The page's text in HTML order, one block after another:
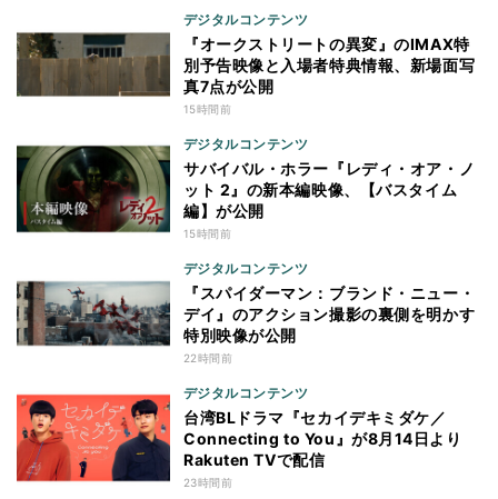
デジタルコンテンツ
『オークストリートの異変』のIMAX特
別予告映像と入場者特典情報、新場面写
真7点が公開
15時間前
デジタルコンテンツ
サバイバル・ホラー『レディ・オア・ノ
ット 2』の新本編映像、【バスタイム
編】が公開
15時間前
デジタルコンテンツ
『スパイダーマン：ブランド・ニュー・
デイ』のアクション撮影の裏側を明かす
特別映像が公開
22時間前
デジタルコンテンツ
台湾BLドラマ『セカイデキミダケ／
Connecting to You』が8月14日より
Rakuten TVで配信
23時間前